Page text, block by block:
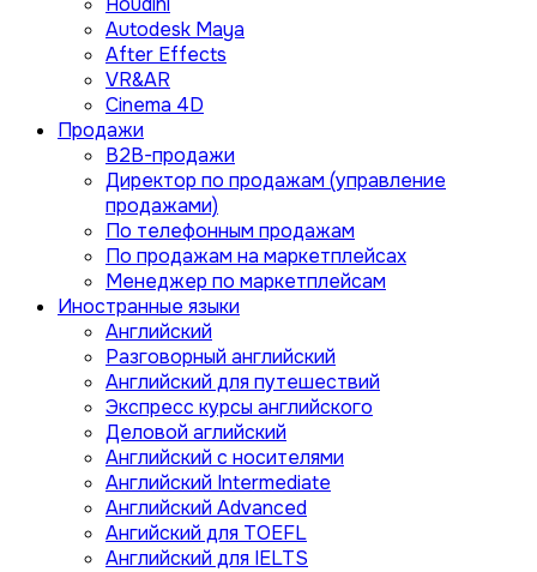
Autodesk Maya
After Effects
VR&AR
Cinema 4D
Продажи
B2B-продажи
Директор по продажам (управление
продажами)
По телефонным продажам
По продажам на маркетплейсах
Менеджер по маркетплейсам
Иностранные языки
Английский
Разговорный английский
Английский для путешествий
Экспресс курсы английского
Деловой аглийский
Английский с носителями
Английский Intermediate
Английский Advanced
Ангийский для TOEFL
Английский для IELTS